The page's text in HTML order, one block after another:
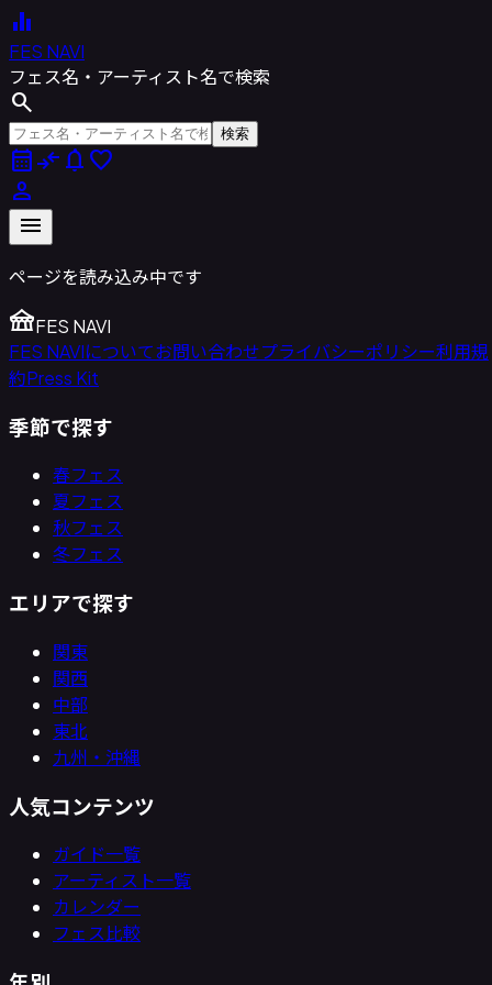
equalizer
FES NAVI
フェス名・アーティスト名で検索
search
検索
calendar_monthcompare_arrows notifications favorite
person
menu
ページを読み込み中です
festivalFES NAVI
FES NAVIについてお問い合わせプライバシーポリシー利用規
約Press Kit
季節で探す
春フェス
夏フェス
秋フェス
冬フェス
エリアで探す
関東
関西
中部
東北
九州・沖縄
人気コンテンツ
ガイド一覧
アーティスト一覧
カレンダー
フェス比較